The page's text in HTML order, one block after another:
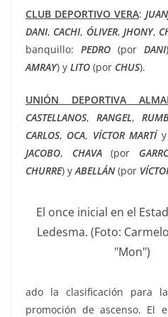
CLUB DEPORTIVO VERA:
DANI, CACHI, ÓLIVER, JHONY,
banquillo: PEDRO (por DANI
AMRAY) y LITO (por CHUS).
UNIÓN DEPORTIVA
CASTELLANOS,RANGEL,
CARLOS, OCA, VÍCTOR MARTÍy
JACOBO, CHAVA (por
CHURRE) y ABELLÁN(por
El once inicial en el
Ledesma. (Foto:
"Mon")
ado la clasificación para
promoción de ascenso. El